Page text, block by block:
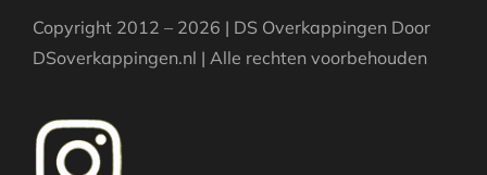
Copyright 2012 – 2026 | DS Overkappingen Door
DSoverkappingen.nl | Alle rechten voorbehouden